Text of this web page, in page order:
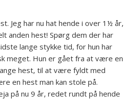
Jeg har nu hat hende i over 1½ år,
anden hest! Spørg dem der har
lange stykke tid, for hun har
meget. Hun er gået fra at være en
hest, til at være fyldt med
en hest man kan stole på.
på nu 9 år, redet rundt på hende